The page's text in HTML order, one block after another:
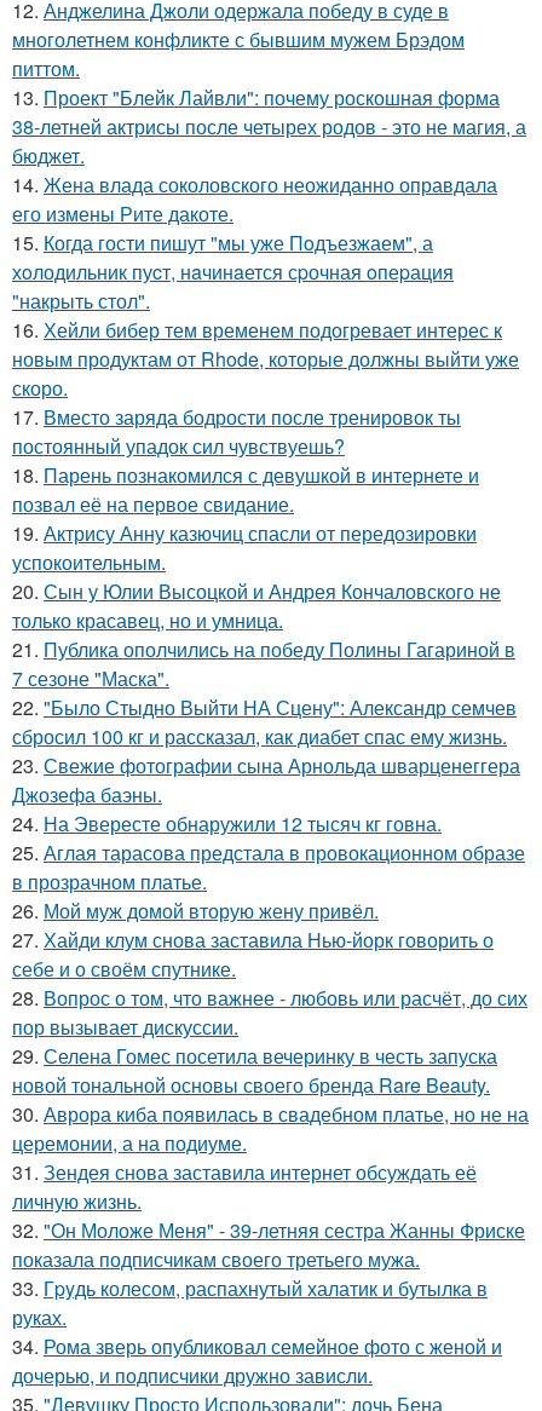
12. Анджелина Джоли одержала победу в суде в
многолетнем конфликте с бывшим мужем Брэдом
питтом.
13. Проект "Блейк Лайвли": почему роскошная форма
38-летней актрисы после четырех родов - это не магия, а
бюджет.
14. Жена влада соколовского неожиданно оправдала
его измены Рите дакоте.
15. Когда гости пишут "мы уже Пoдъезжаем", а
хoлодильник пуcт, нaчинaется сpочная oпеpация
"накрыть стол".
16. Хейли бибер тем временем подогревает интерес к
новым продуктам от Rhode, которые должны выйти уже
скоро.
17. Вместо заряда бодрости после тренировок ты
постоянный упадок сил чувствуешь?
18. Парень познакомился с девушкой в интернете и
позвал её на первое свидание.
19. Актрису Анну казючиц спасли от передозировки
успокоительным.
20. Сын у Юлии Высоцкой и Андрея Кончаловского не
только красавец, но и умница.
21. Публика ополчились на победу Полины Гагариной в
7 сезоне "Маска".
22. "Было Стыдно Выйти НА Сцену": Александр семчев
сбросил 100 кг и рассказал, как диабет спас ему жизнь.
23. Свежие фотографии сына Арнольда шварценеггера
Джозефа баэны.
24. На Эвересте обнаружили 12 тысяч кг говна.
25. Аглая тарасова предстала в провокационном образе
в прозрачном платье.
26. Мой муж домой вторую жену привёл.
27. Хайди клум снова заставила Нью-йорк говорить о
себе и о своём спутнике.
28. Вопрос о том, что важнее - любовь или расчёт, до сих
пор вызывает дискуссии.
29. Селена Гомес посетила вечеринку в честь запуска
новой тональной основы своего бренда Rare Beauty.
30. Аврора киба появилась в свадебном платье, но не на
церемонии, а на подиуме.
31. Зендея снова заставила интернет обсуждать её
личную жизнь.
32. "Он Моложе Меня" - 39-летняя сестра Жанны Фриске
показала подписчикам своего третьего мужа.
33. Гpyдь колесом, распахнутый халатик и бутылка в
руках.
34. Рома зверь опубликовал семейное фото с женой и
дочерью, и подписчики дружно зависли.
35. "Девушку Просто Использовали": дочь Бена